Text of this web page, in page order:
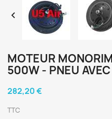

MOTEUR
500W - PNEU
282,20 €
TTC